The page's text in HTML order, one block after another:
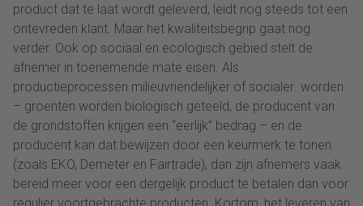
product dat te laat wordt geleverd, leidt nog steeds tot een
ontevreden klant. Maar het kwaliteitsbegrip gaat nog
verder. Ook op sociaal en ecologisch gebied stelt de
afnemer in toenemende mate eisen. Als
productieprocessen milieuvriendelijker of socialer worden
– groenten worden biologisch geteeld, de producent van
de grondstoffen krijgen een “eerlijk” bedrag – en de
producent kan dat bewijzen door een keurmerk te tonen
(zoals EKO, Demeter en Fairtrade), dan zijn afnemers vaak
bereid meer voor een dergelijk product te betalen dan voor
regulier voortgebrachte producten. Kortom, het leveren van